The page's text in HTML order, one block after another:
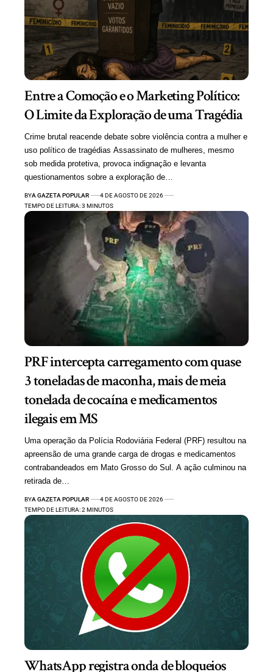
Entre a Comoção e o Marketing Político:
O Limite da Exploração de uma Tragédia
Crime brutal reacende debate sobre violência contra a mulher e
uso político de tragédias Assassinato de mulheres, mesmo
sob medida protetiva, provoca indignação e levanta
questionamentos sobre a exploração de…
BYA GAZETA POPULAR
4 DE AGOSTO DE 2026
TEMPO DE LEITURA: 3 MINUTOS
PRF intercepta carregamento com quase
3 toneladas de maconha, mais de meia
tonelada de cocaína e medicamentos
ilegais em MS
Uma operação da Polícia Rodoviária Federal (PRF) resultou na
apreensão de uma grande carga de drogas e medicamentos
contrabandeados em Mato Grosso do Sul. A ação culminou na
retirada de…
BYA GAZETA POPULAR
4 DE AGOSTO DE 2026
TEMPO DE LEITURA: 2 MINUTOS
WhatsApp registra onda de bloqueios